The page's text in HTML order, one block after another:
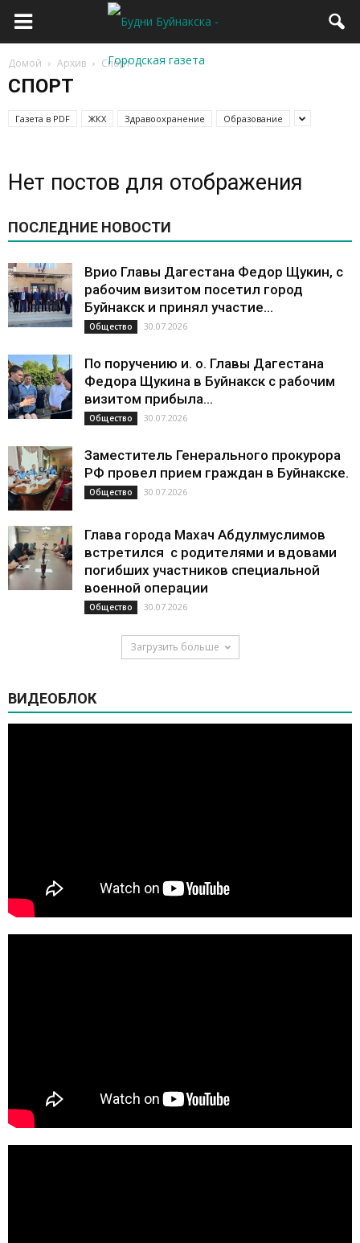
Домой Архив Спорт
СПОРТ
Газета в PDF ЖКХ Здравоохранение Образование
Нет постов для отображения
ПОСЛЕДНИЕ НОВОСТИ
Врио Главы Дагестана Федор Щукин, с
рабочим визитом посетил город
Буйнакск и принял участие...
Общество 30.07.2026
По поручению и. о. Главы Дагестана
Федора Щукина в Буйнакск с рабочим
визитом прибыла...
Общество 30.07.2026
Заместитель Генерального прокурора
РФ провел прием граждан в Буйнакске.
Общество 30.07.2026
Глава города Махач Абдулмуслимов
встретился с родителями и вдовами
погибших участников специальной
военной операции
Общество 30.07.2026
Загрузить больше
ВИДЕОБЛОК